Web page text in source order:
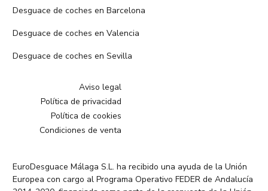
Desguace de coches en Barcelona
Desguace de coches en Valencia
Desguace de coches en Sevilla
Aviso legal
Política de privacidad
Política de cookies
Condiciones de venta
EuroDesguace Málaga S.L. ha recibido una ayuda de la Unión
Europea con cargo al Programa Operativo FEDER de Andalucía